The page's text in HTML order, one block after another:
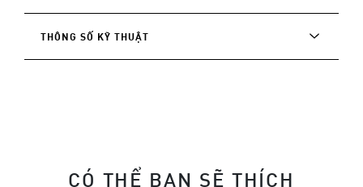
THÔNG SỐ KỸ THUẬT
CÓ THỂ BẠN SẼ THÍCH